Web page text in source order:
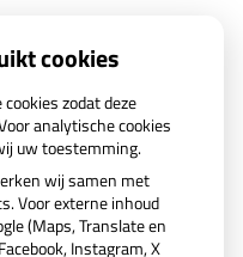
cookies
zodat deze
analytische cookies
uw toestemming.
wij samen met
Voor externe inhoud
(Maps, Translate en
Instagram, X